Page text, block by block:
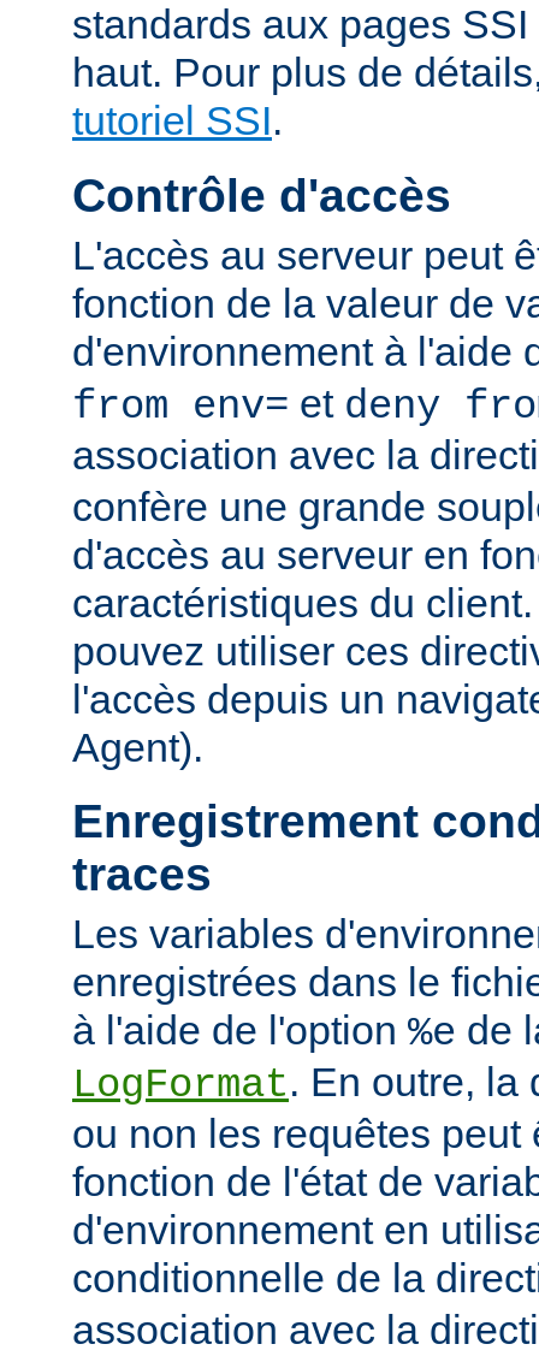
standards aux pages
haut. Pour plus de
tutoriel SSI.
Contrôle d'accès
L'accès au serveur peut
fonction de la valeur de
d'environnement à l'aide
from env= et deny
association avec la
confère une grande
d'accès au serveur en
caractéristiques du
pouvez utiliser ces
l'accès depuis un
Agent).
Enregistrement
traces
Les variables
enregistrées dans le
à l'aide de l'option %e de
LogFormat. En outre, la
ou non les requêtes peut
fonction de l'état de
d'environnement en
conditionnelle de la
association avec la